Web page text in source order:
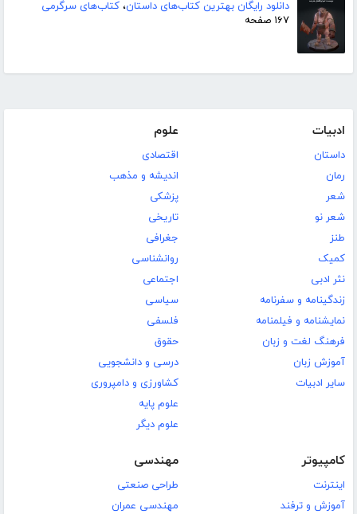
دانلود رایگان بهترین کتاب‌های داستان، کتاب‌های سرگرمی
۱۶۷ صفحه
ادبیات
داستان
رمان
شعر
شعر نو
طنز
کمیک
نثر ادبی
زندگینامه و سفرنامه
نمایشنامه و فیلمنامه
فرهنگ لغت و زبان
آموزش زبان
سایر ادبیات
علوم
اقتصادی
اندیشه و مذهب
پزشکی
تاریخی
جغرافی
روانشناسی
اجتماعی
سیاسی
فلسفی
حقوق
درسی و دانشجویی
کشاورزی و دامپروری
علوم پایه
علوم دیگر
کامپیوتر
اینترنت
آموزش و ترفند
مهندسی
طراحی صنعتی
مهندسی عمران